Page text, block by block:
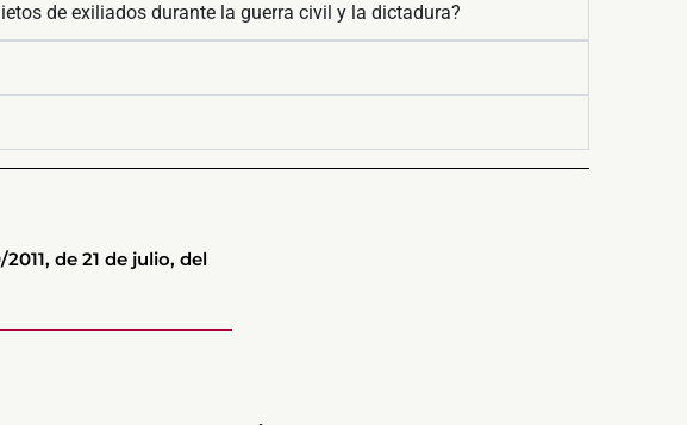
de exiliados durante la guerra civil y la dictadura?
de 21 de julio, del